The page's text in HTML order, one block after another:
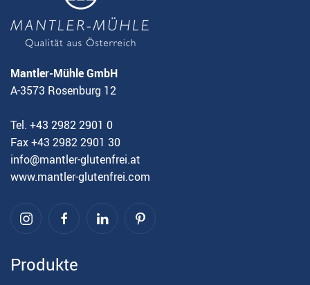
Mantler-Mühle GmbH
A-3573 Rosenburg 12
Tel. +43 2982 2901 0
Fax +43 2982 2901 30
info@mantler-glutenfrei.at
www.mantler-glutenfrei.com
Produkte